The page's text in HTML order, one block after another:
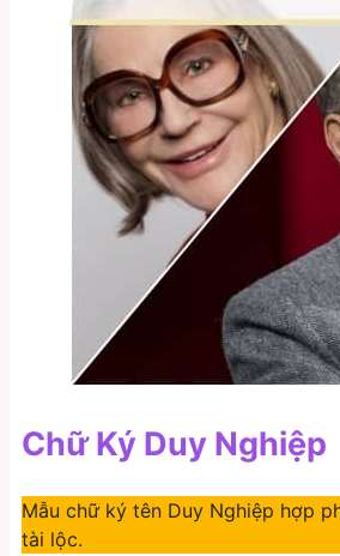
Chữ Ký Duy Nghiệp
Mẫu chữ ký tên Duy Nghiệp hợp
tài lộc.